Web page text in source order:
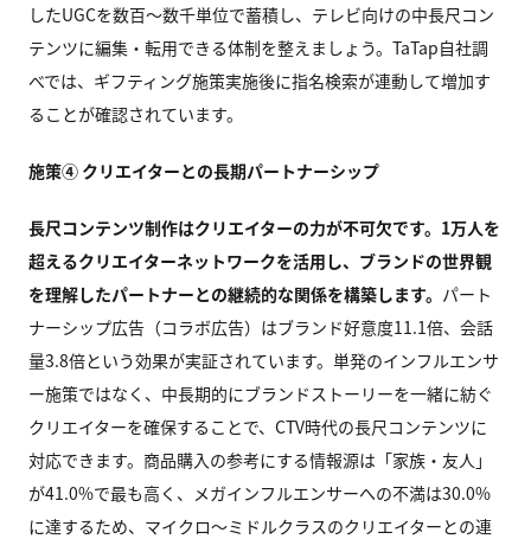
したUGCを数百〜数千単位で蓄積し、テレビ向けの中長尺コン
テンツに編集・転用できる体制を整えましょう。TaTap自社調
べでは、ギフティング施策実施後に指名検索が連動して増加す
ることが確認されています。
施策④ クリエイターとの長期パートナーシップ
長尺コンテンツ制作はクリエイターの力が不可欠です。1万人を
超えるクリエイターネットワークを活用し、ブランドの世界観
を理解したパートナーとの継続的な関係を構築します。 パート
ナーシップ広告（コラボ広告）はブランド好意度11.1倍、会話
量3.8倍という効果が実証されています。単発のインフルエンサ
ー施策ではなく、中長期的にブランドストーリーを一緒に紡ぐ
クリエイターを確保することで、CTV時代の長尺コンテンツに
対応できます。商品購入の参考にする情報源は「家族・友人」
が41.0%で最も高く、メガインフルエンサーへの不満は30.0%
に達するため、マイクロ〜ミドルクラスのクリエイターとの連